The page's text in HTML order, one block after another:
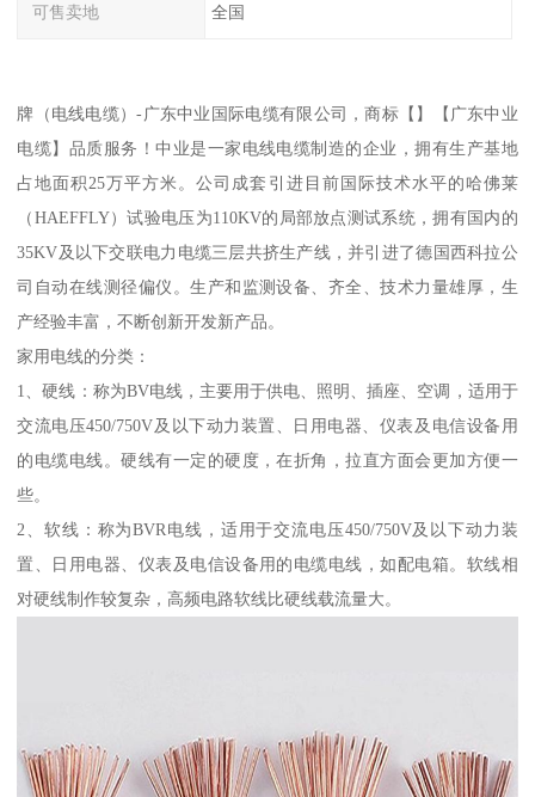
可售卖地 全国
牌（电线电缆）-广东中业国际电缆有限公司，商标【】【广东中业
电缆】品质服务！中业是一家电线电缆制造的企业，拥有生产基地
占地面积25万平方米。公司成套引进目前国际技术水平的哈佛莱
（HAEFFLY）试验电压为110KV的局部放点测试系统，拥有国内的
35KV及以下交联电力电缆三层共挤生产线，并引进了德国西科拉公
司自动在线测径偏仪。生产和监测设备、齐全、技术力量雄厚，生
产经验丰富，不断创新开发新产品。
家用电线的分类：
1、硬线：称为BV电线，主要用于供电、照明、插座、空调，适用于
交流电压450/750V及以下动力装置、日用电器、仪表及电信设备用
的电缆电线。硬线有一定的硬度，在折角，拉直方面会更加方便一
些。
2、软线：称为BVR电线，适用于交流电压450/750V及以下动力装
置、日用电器、仪表及电信设备用的电缆电线，如配电箱。软线相
对硬线制作较复杂，高频电路软线比硬线载流量大。